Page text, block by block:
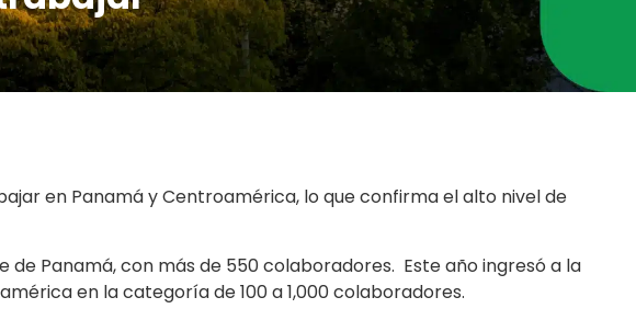
en Panamá y Centroamérica, lo que confirma el alto nivel de
Panamá, con más de 550 colaboradores. Este año ingresó a la
en la categoría de 100 a 1,000 colaboradores.